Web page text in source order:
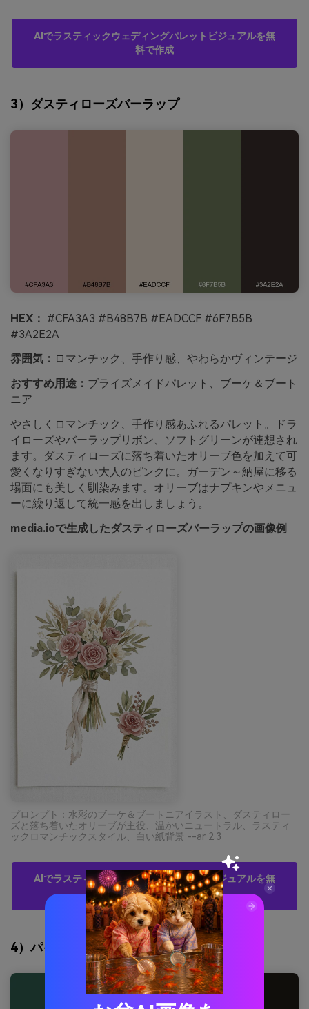
AIでラスティックウェディングパレットビジュアルを無
料で作成
3）ダスティローズバーラップ
HEX： #CFA3A3 #B48B7B #EADCCF #6F7B5B
#3A2E2A
雰囲気： ロマンチック、手作り感、やわらかヴィンテージ
おすすめ用途： ブライズメイドパレット、ブーケ＆ブート
ニア
やさしくロマンチック、手作り感あふれるパレット。ドラ
イローズやバーラップリボン、ソフトグリーンが連想され
ます。ダスティローズに落ち着いたオリーブ色を加えて可
愛くなりすぎない大人のピンクに。ガーデン～納屋に移る
場面にも美しく馴染みます。オリーブはナプキンやメニュ
ーに繰り返して統一感を出しましょう。
media.ioで生成したダスティローズバーラップの画像例
プロンプト：水彩のブーケ＆ブートニアイラスト、ダスティロー
ズと落ち着いたオリーブが主役、温かいニュートラル、ラスティ
ックロマンチックスタイル、白い紙背景 --ar 2:3
AIでラスティックウェディングパレットビジュアルを無
料で作成
4）パインカッパー